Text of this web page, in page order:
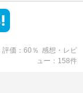
評価 60 ％ 感想・レビ
ュー
158件